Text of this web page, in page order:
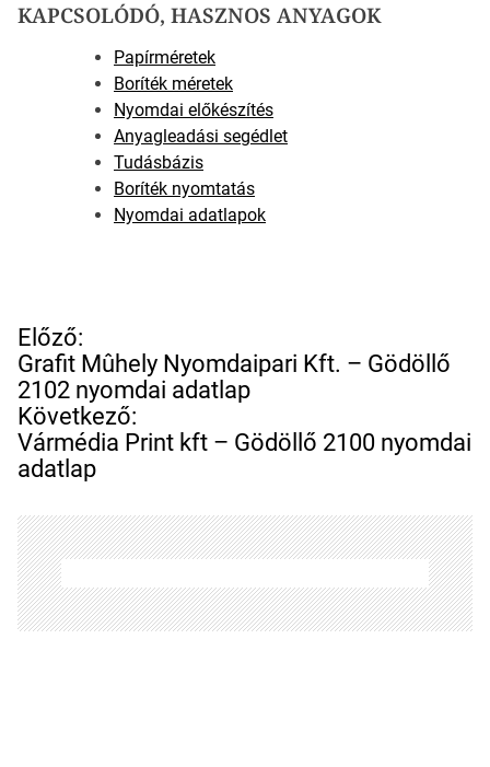
KAPCSOLÓDÓ, HASZNOS ANYAGOK
Papírméretek
Boríték méretek
Nyomdai előkészítés
Anyagleadási segédlet
Tudásbázis
Boríték nyomtatás
Nyomdai adatlapok
B
e
j
e
g
y
z
é
s
n
a
v
Előző:
Grafit Mûhely Nyomdaipari Kft. – Gödöllő
2102 nyomdai adatlap
Következő:
Vármédia Print kft – Gödöllő 2100 nyomdai
adatlap